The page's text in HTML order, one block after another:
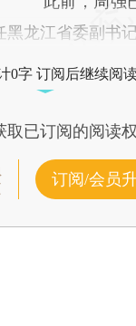
龙江省委副书
0字 订阅后继续阅
已订阅的阅读
订阅/会员